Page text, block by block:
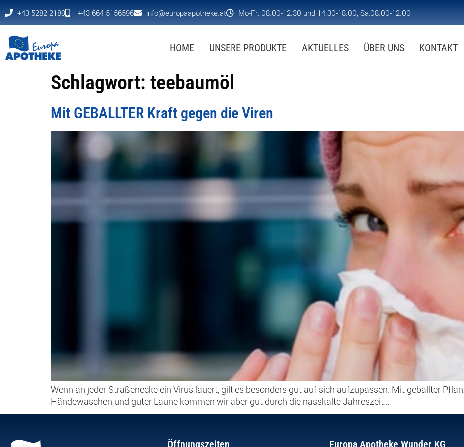
+43 5282 2189 +43 664 5156596 info@europaapotheke.at Mo-Fr: 08.00-12.30 und 14.30-18.00, Sa:08.00-12.00
HOME UNSERE PRODUKTE AKTUELLES ÜBER UNS KONTAKT
Schlagwort: teebaumöl
Mit GEBALLTER Kraft gegen die Viren
Wenn an jeder Straßenecke ein Virus lauert, gilt es besonders gut auf sich aufzupassen. Mit geballter
Händewaschen und guter Laune kommen wir aber gut durch die nasskalte Jahreszeit…
Öffnungszeiten Europa Apotheke Wunder KG